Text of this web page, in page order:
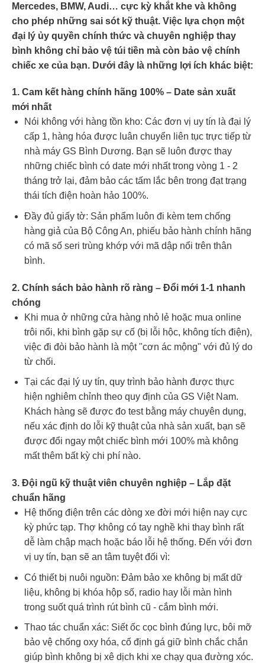
Mercedes, BMW, Audi… cực kỳ khắt khe và không
cho phép những sai sót kỹ thuật. Việc lựa chọn một
đại lý ủy quyền chính thức và chuyên nghiệp thay
bình không chỉ bảo vệ túi tiền mà còn bảo vệ chính
chiếc xe của bạn. Dưới đây là những lợi ích khác biệt:
1. Cam kết hàng chính hãng 100% – Date sản xuất
mới nhất
Nói không với hàng tồn kho: Các đơn vị uy tín là đại lý
cấp 1, hàng hóa được luân chuyển liên tục trực tiếp từ
nhà máy GS Bình Dương. Bạn sẽ luôn được thay
những chiếc bình có date mới nhất trong vòng 1 - 2
tháng trở lại, đảm bảo các tấm lắc bên trong đạt trạng
thái tích điện hoàn hảo 100%.
Đầy đủ giấy tờ: Sản phẩm luôn đi kèm tem chống
hàng giả của Bộ Công An, phiếu bảo hành chính hãng
có mã số seri trùng khớp với mã dập nổi trên thân
bình.
2. Chính sách bảo hành rõ ràng – Đổi mới 1-1 nhanh
chóng
Khi mua ở những cửa hàng nhỏ lẻ hoặc mua online
trôi nổi, khi bình gặp sự cố (bị lỗi hộc, không tích điện),
việc đi đòi bảo hành là một "cơn ác mộng" với đủ lý do
từ chối.
Tại các đại lý uy tín, quy trình bảo hành được thực
hiện nghiêm chỉnh theo quy định của GS Việt Nam.
Khách hàng sẽ được đo test bằng máy chuyên dụng,
nếu xác định do lỗi kỹ thuật của nhà sản xuất, bạn sẽ
được đổi ngay một chiếc bình mới 100% mà không
mất thêm bất kỳ chi phí nào.
3. Đội ngũ kỹ thuật viên chuyên nghiệp – Lắp đặt
chuẩn hãng
Hệ thống điện trên các dòng xe đời mới hiện nay cực
kỳ phức tạp. Thợ không có tay nghề khi thay bình rất
dễ làm chập mạch hoặc báo lỗi hệ thống. Đến với đơn
vị uy tín, bạn sẽ an tâm tuyệt đối vì:
Có thiết bị nuôi nguồn: Đảm bảo xe không bị mất dữ
liệu, không bị khóa hộp số, radio hay lỗi màn hình
trong suốt quá trình rút bình cũ - cắm bình mới.
Thao tác chuẩn xác: Siết ốc cọc bình đúng lực, bôi mỡ
bảo vệ chống oxy hóa, cố định gá giữ bình chắc chắn
giúp bình không bị xê dịch khi xe chạy qua đường xóc.